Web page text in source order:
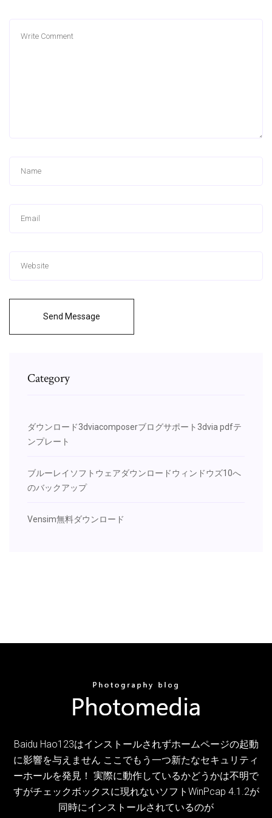
Send Message
Category
ダウンロード3dviacomposerブログサポート3dvia pdfテ
ンプレート
ブルーレイソフトウェアダウンロードウィンドウズ10へ
のバックアップ
Vensim無料ダウンロード
Baidu Hao123はインストールされずホームページの起動
に影響を与えません ここでもう一つ新たなセキュリティ
ーホールを発見！ 実際に動作しているかどうかは不明で
すがチェックボックスに現れないソフトWinPcap 4.1.2が
同時にインストールされているのが